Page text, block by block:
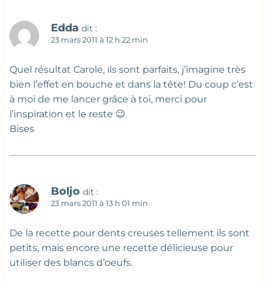
Edda dit :
23 mars 2011 à 12 h 22 min
Quel résultat Carole, ils sont parfaits, j’imagine très
bien l’effet en bouche et dans la tête! Du coup c’est
à moi de me lancer grâce à toi, merci pour
l’inspiration et le reste 😉
Bises
Boljo dit :
23 mars 2011 à 13 h 01 min
De la recette pour dents creuses tellement ils sont
petits, mais encore une recette délicieuse pour
utiliser des blancs d’oeufs.